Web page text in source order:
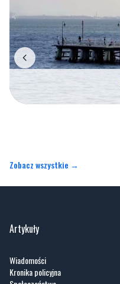
Artykuły
Kronika policyjna
Sport